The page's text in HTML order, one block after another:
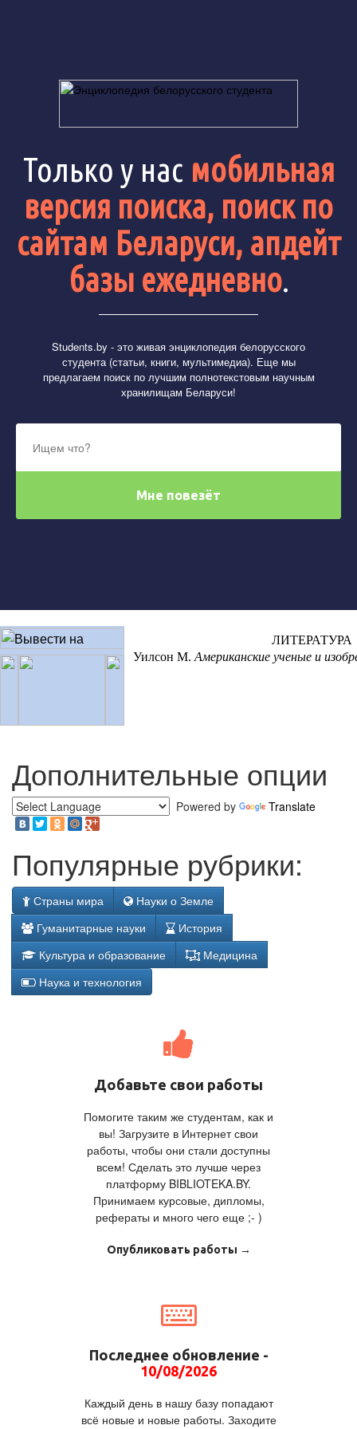
Только у нас мобильная
версия поиска, поиск по
сайтам Беларуси, апдейт
базы ежедневно.
Students.by - это живая энциклопедия белорусского
студента (статьи, книги, мультимедиа). Еще мы
предлагаем поиск по лучшим полнотекстовым научным
хранилищам Беларуси!
ЛИТЕРАТУРА
Уилсон М. Американские ученые и
Дополнительные опции
Powered by Translate
Популярные рубрики:
Страны мира
Науки о Земле
Гуманитарные науки
История
Культура и образование
Медицина
Наука и технология
Добавьте свои работы
Помогите таким же студентам, как и
вы! Загрузите в Интернет свои
работы, чтобы они стали доступны
всем! Сделать это лучше через
платформу BIBLIOTEKA.BY.
Принимаем курсовые, дипломы,
рефераты и много чего еще ;- )
Опубликовать работы →
Последнее обновление -
10/08/2026
Каждый день в нашу базу попадают
всё новые и новые работы. Заходите